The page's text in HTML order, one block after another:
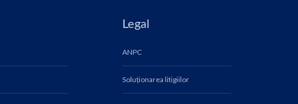
Legal
ANPC
Soluționarea litigiilor